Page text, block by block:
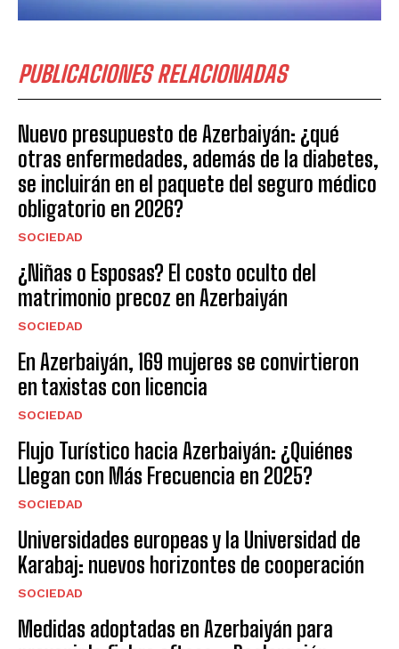
PUBLICACIONES RELACIONADAS
Nuevo presupuesto de Azerbaiyán: ¿qué
otras enfermedades, además de la diabetes,
se incluirán en el paquete del seguro médico
obligatorio en 2026?
SOCIEDAD
¿Niñas o Esposas? El costo oculto del
matrimonio precoz en Azerbaiyán
SOCIEDAD
En Azerbaiyán, 169 mujeres se convirtieron
en taxistas con licencia
SOCIEDAD
Flujo Turístico hacia Azerbaiyán: ¿Quiénes
Llegan con Más Frecuencia en 2025?
SOCIEDAD
Universidades europeas y la Universidad de
Karabaj: nuevos horizontes de cooperación
SOCIEDAD
Medidas adoptadas en Azerbaiyán para